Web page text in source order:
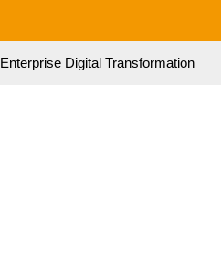
Enterprise Digital Transformation